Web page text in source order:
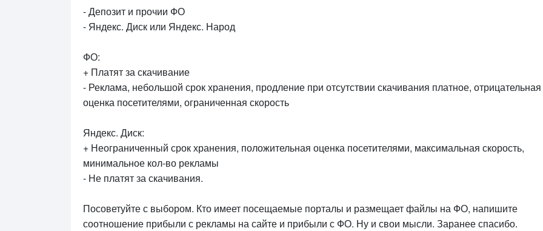
- Депозит и прочии ФО
- Яндекс. Диск или Яндекс. Народ
ФО:
+ Платят за скачивание
- Реклама, небольшой срок хранения, продление при отсутствии скачивания платное, отрицательная
оценка посетителями, ограниченная скорость
Яндекс. Диск:
+ Неограниченный срок хранения, положительная оценка посетителями, максимальная скорость,
минимальное кол-во рекламы
- Не платят за скачивания.
Посоветуйте с выбором. Кто имеет посещаемые порталы и размещает файлы на ФО, напишите
соотношение прибыли с рекламы на сайте и прибыли с ФО. Ну и свои мысли. Заранее спасибо.